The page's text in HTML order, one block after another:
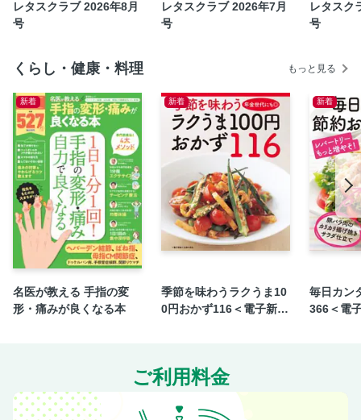
いつも犬が居た 柴門ふみ
立木冬麗の星よ、叱って。励まして。
正しい歯磨きからお口エクササイズまで あなたの健康を守
る 新オーラルケア習慣
Information
時間がなくても内から外からキレイに♡
オトナのNEWS 加藤シゲアキさん
次号予告
読者アンケート
メインから副菜、おつまみまで。これ１冊でマンネリ解
消！ 絶品なすレシピ
買い物リストつき！ 月～金×4週分の晩ごはん 6月の平日ラ
ク献立カレンダー
レタスクラブ 2026年8月
号
レタスクラブ 2026年7月
号
レタスク
号
くらし・健康・料理 もっと見る
新着
名医が教える 手指の変
形・痛みが良くなる本
新着
季節を味わうラクうま10
0円おかず116＜電子新版
新着
毎日カン
366＜電
ご利用料金